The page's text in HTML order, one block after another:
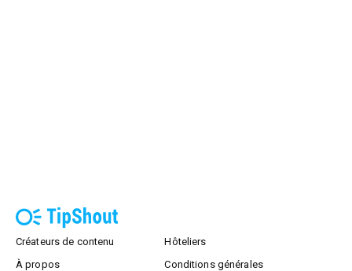
Créateurs de contenu
Hôteliers
À propos
Conditions générales